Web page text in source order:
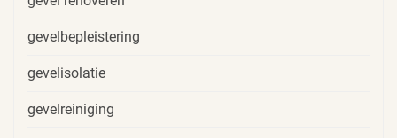
gevelbepleistering
gevelisolatie
gevelreiniging